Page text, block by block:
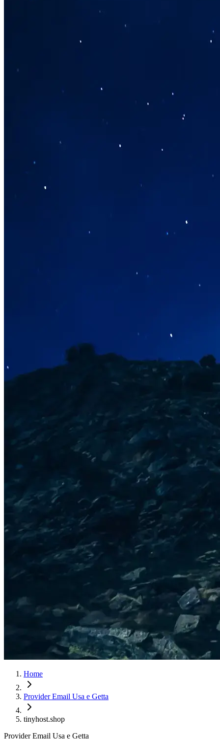
Home
Provider Email Usa e Getta
tinyhost.shop
Provider Email Usa e Getta